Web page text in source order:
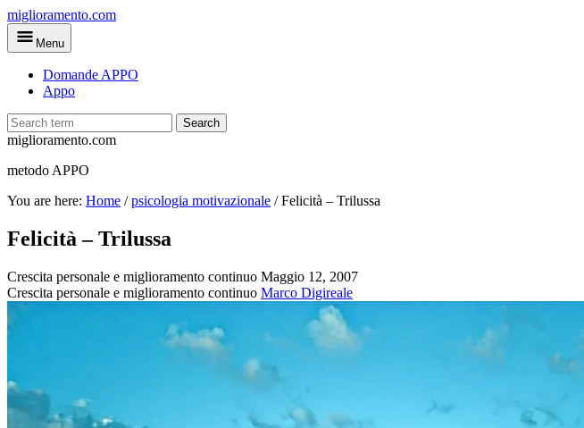
Skip
to
main
miglioramento.com
Menu
Domande APPO
Appo
Search
miglioramento.com
metodo APPO
You are here: Home /psicologia motivazionale /Felicità – Trilussa
Felicità – Trilussa
Crescita personale e miglioramento continuo Maggio 12, 2007
Crescita personale e miglioramento continuo Marco Digireale